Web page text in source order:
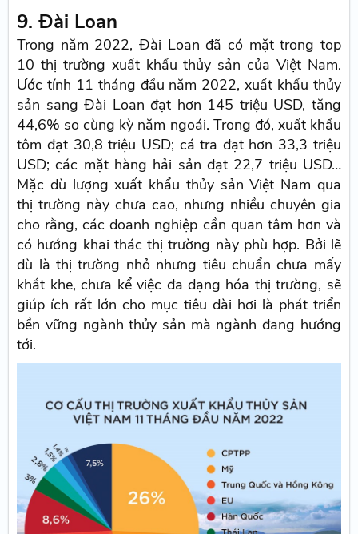
9. Đài Loan
Trong năm 2022, Đài Loan đã có mặt trong top
10 thị trường xuất khẩu thủy sản của Việt Nam.
Ước tính 11 tháng đầu năm 2022, xuất khẩu thủy
sản sang Đài Loan đạt hơn 145 triệu USD, tăng
44,6% so cùng kỳ năm ngoái. Trong đó, xuất khẩu
tôm đạt 30,8 triệu USD; cá tra đạt hơn 33,3 triệu
USD; các mặt hàng hải sản đạt 22,7 triệu USD…
Mặc dù lượng xuất khẩu thủy sản Việt Nam qua
thị trường này chưa cao, nhưng nhiều chuyên gia
cho rằng, các doanh nghiệp cần quan tâm hơn và
có hướng khai thác thị trường này phù hợp. Bởi lẽ
dù là thị trường nhỏ nhưng tiêu chuẩn chưa mấy
khắt khe, chưa kể việc đa dạng hóa thị trường, sẽ
giúp ích rất lớn cho mục tiêu dài hơi là phát triển
bền vững ngành thủy sản mà ngành đang hướng
tới.